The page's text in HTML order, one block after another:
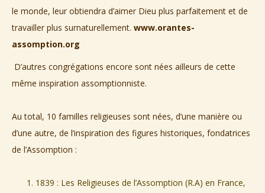
le monde, leur obtiendra d’aimer Dieu plus parfaitement et de
travailler plus surnaturellement. www.orantes-
assomption.org
D’autres congrégations encore sont nées ailleurs de cette
même inspiration assomptionniste.
Au total, 10 familles religieuses sont nées, d’une manière ou
d’une autre, de l’inspiration des figures historiques, fondatrices
de l’Assomption :
1839 : Les Religieuses de l’Assomption (R.A) en France,